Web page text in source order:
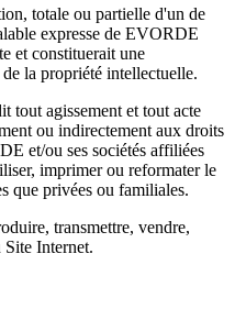
totale ou partielle d'un de
expresse de EVORDE
et constituerait une
la propriété intellectuelle.
tout agissement et tout acte
ou indirectement aux droits
et/ou ses sociétés affiliées
imprimer ou reformater le
que privées ou familiales.
transmettre, vendre,
Internet.